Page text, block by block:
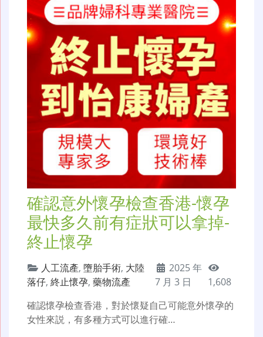
確認意外懷孕檢查香港-懷孕
最快多久前有症狀可以拿掉-
終止懷孕
人工流產, 墮胎手術, 大陸
落仔, 終止懷孕, 藥物流產
2025 年
7 月 3 日
1,608
確認懷孕檢查香港，對於懷疑自己可能意外懷孕的
女性來説，有多種方式可以進行確…